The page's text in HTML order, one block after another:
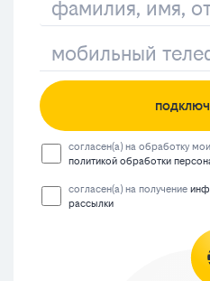
согласен(а) на обработку
политикой обработки
согласен(а) на получение
рассылки